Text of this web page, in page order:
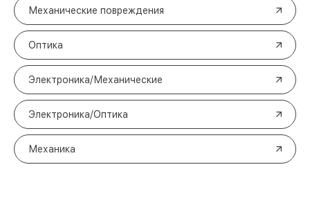
Механические повреждения
Оптика
Электроника/Механические
Электроника/Оптика
Механика